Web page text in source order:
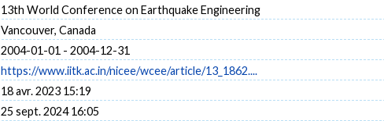
13th World Conference on Earthquake Engineering
Vancouver, Canada
2004-01-01 - 2004-12-31
https://www.iitk.ac.in/nicee/wcee/article/13_1862....
18 avr. 2023 15:19
25 sept. 2024 16:05